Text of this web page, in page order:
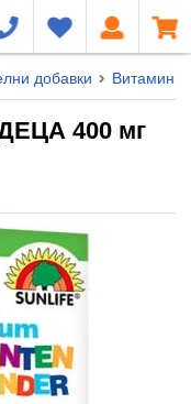
добавки Витамини
400 мг